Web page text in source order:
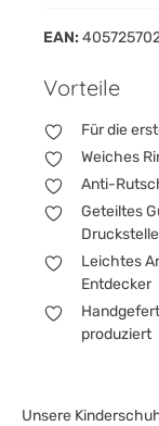
EAN:
Vorteile
Für die
Weiches
Anti-
Geteiltes
Leichtes
Entdecker
produziert
Unsere